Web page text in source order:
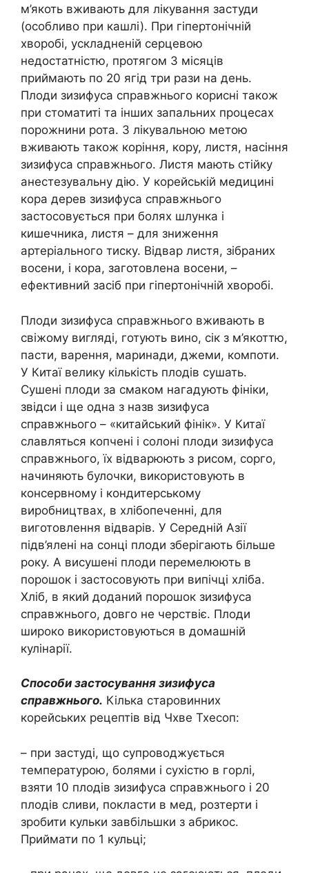
м’якоть вживають для лікування застуди
(особливо при кашлі). При гіпертонічній
хворобі, ускладненій серцевою
недостатністю, протягом 3 місяців
приймають по 20 ягід три рази на день.
Плоди зизифуса справжнього корисні також
при стоматиті та інших запальних процесах
порожнини рота. З лікувальною метою
вживають також коріння, кору, листя, насіння
зизифуса справжнього. Листя мають стійку
анестезувальну дію. У корейській медицині
кора дерев зизифуса справжнього
застосовується при болях шлунка і
кишечника, листя – для зниження
артеріального тиску. Відвар листя, зібраних
восени, і кора, заготовлена ​​восени, –
ефективний засіб при гіпертонічній хворобі.
Плоди зизифуса справжнього вживають в
свіжому вигляді, готують вино, сік з м’якоттю,
пасти, варення, маринади, джеми, компоти.
У Китаї велику кількість плодів сушать.
Сушені плоди за смаком нагадують фініки,
звідси і ще одна з назв зизифуса
справжнього – «китайський фінік». У Китаї
славляться копчені і солоні плоди зизифуса
справжнього, їх відварюють з рисом, сорго,
начиняють булочки, використовують в
консервному і кондитерському
виробництвах, в хлібопеченні, для
виготовлення відварів. У Середній Азії
підв’ялені на сонці плоди зберігають більше
року. А висушені плоди перемелюють в
порошок і застосовують при випічці хліба.
Хліб, в який доданий порошок зизифуса
справжнього, довго не черствіє. Плоди
широко використовуються в домашній
кулінарії.
Способи застосування зизифуса
справжнього. Кілька старовинних
корейських рецептів від Чхве Тхесоп:
– при застуді, що супроводжується
температурою, болями і сухістю в горлі,
взяти 10 плодів зизифуса справжнього і 20
плодів сливи, покласти в мед, розтерти і
зробити кульки завбільшки з абрикос.
Приймати по 1 кульці;